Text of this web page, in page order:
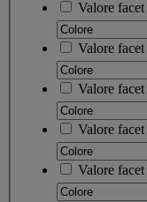
Valore facet
Valore facet
Valore facet
Valore facet
Valore facet